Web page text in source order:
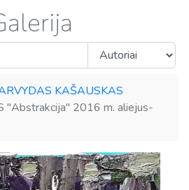
KAŠAUSKAS
"Abstrakcija" 2016 m. aliejus-